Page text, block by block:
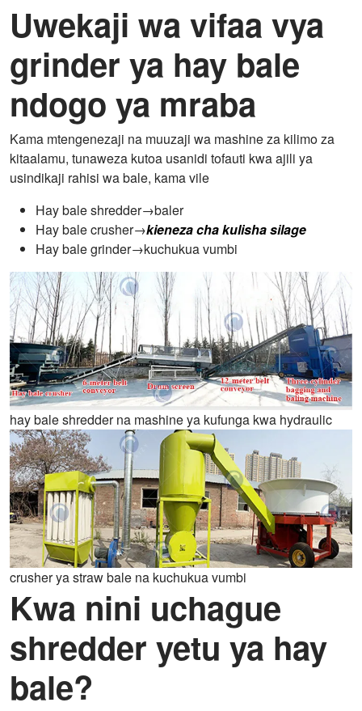
Uwekaji wa vifaa vya
grinder ya hay bale
ndogo ya mraba
Kama mtengenezaji na muuzaji wa mashine za kilimo za
kitaalamu, tunaweza kutoa usanidi tofauti kwa ajili ya
usindikaji rahisi wa bale, kama vile
Hay bale shredder→baler
Hay bale crusher→kieneza cha kulisha silage
Hay bale grinder→kuchukua vumbi
hay bale shredder na mashine ya kufunga kwa hydraulic
crusher ya straw bale na kuchukua vumbi
Kwa nini uchague
shredder yetu ya hay
bale?